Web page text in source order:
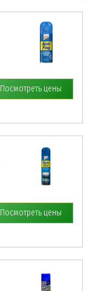
Посмотреть цены
Посмотреть цены